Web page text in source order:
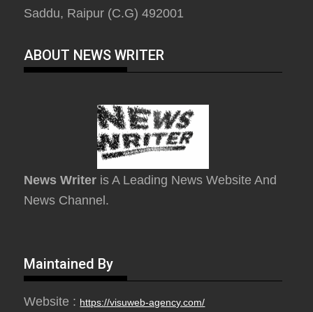
Saddu, Raipur (C.G) 492001
ABOUT NEWS WRITER
News Writer is A Leading News Website And
News Channel.
Maintained By
Website : https://visuweb-agency.com/